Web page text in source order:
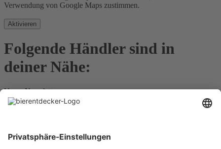
Verwendung von Google Maps zustimmen.
Aktivieren
Folgende Händler sind in
deiner Nähe:
Unser Newsletter
Für Bierkenner, Bierliebhaber, Bierneulinge - kurz, alle
Jetzt anmelden!
Impressum Datenschutz Barrierefrei